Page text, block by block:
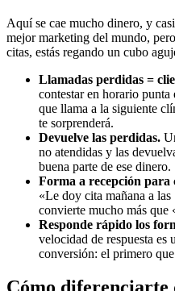
Aquí se cae mucho dinero, y
mejor marketing del mundo,
citas, estás regando un cubo
Llamadas perdidas =
contestar en horario
que llama a la siguiente
te sorprenderá.
Devuelve las perdidas.
no atendidas y las
buena parte de ese dinero.
Forma a recepción para
«Le doy cita mañana a
convierte mucho más que
Responde rápido los
velocidad de respuesta es
conversión: el primero